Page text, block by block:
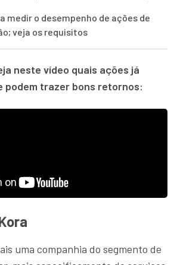
medir o desempenho de ações de
veja os requisitos
neste vídeo quais ações já
podem trazer bons retornos:
uma companhia do segmento de